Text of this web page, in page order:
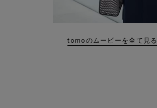
tomoのムービーを全て見る